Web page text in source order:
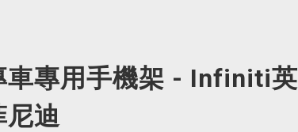
車專用手機架 - Infiniti英
尼迪